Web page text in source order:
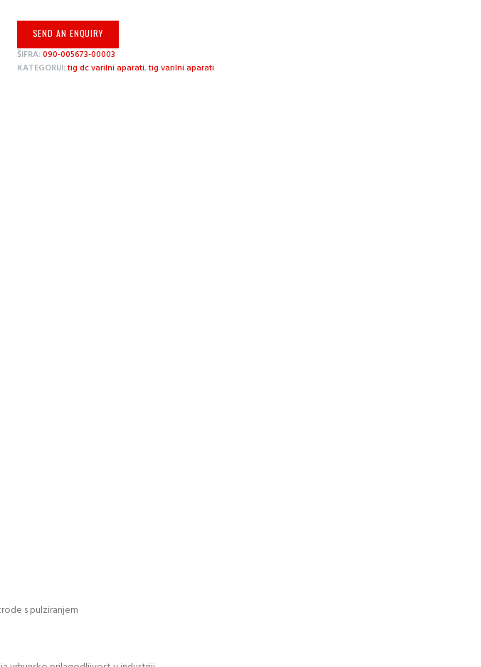
SEND AN ENQUIRY
ŠIFRA:090-005673-00003
KATEGORIJI:tig dc varilni aparati,tig varilni aparati
s pulziranjem